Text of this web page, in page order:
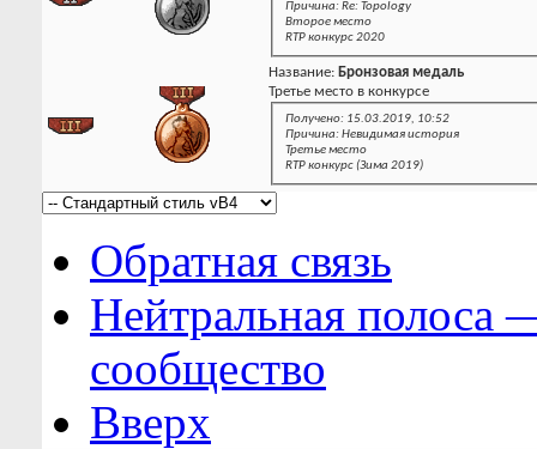
Причина: Re: Topology
Второе место
RTP конкурс 2020
Название: Бронзовая медаль
Третье место в конкурсе
Получено: 15.03.2019, 10:52
Причина: Невидимая история
Третье место
RTP конкурс (Зима 2019)
Обратная связь
Нейтральная полоса
сообщество
Вверх